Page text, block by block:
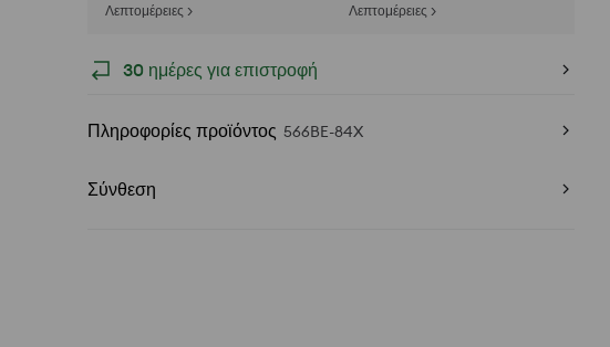
Λεπτομέρειες >
Λεπτομέρειες >
30 ημέρες για επιστροφή
Πληροφορίες προϊόντος 566BE-84X
Σύνθεση